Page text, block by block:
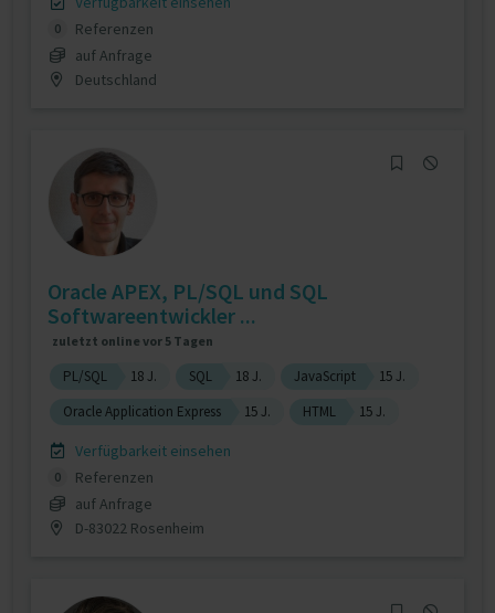
0
Referenzen
auf Anfrage
Deutschland
Oracle APEX, PL/SQL und SQL
Softwareentwickler ...
zuletzt online vor 5 Tagen
PL/SQL 18 J. SQL 18 J. JavaScript
15 J.
Oracle Application Express
15 J. HTML 15 J.
Verfügbarkeit einsehen
0
Referenzen
auf Anfrage
D-83022 Rosenheim